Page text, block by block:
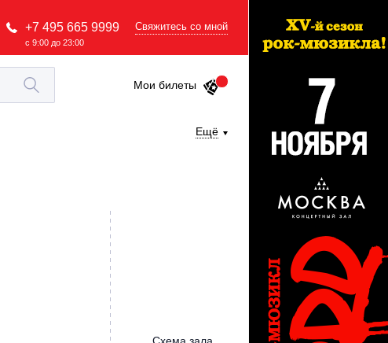
+7 495 665 9999
с 9:00 до 23:00
Свяжитесь со мной
Мои билеты
Ещё